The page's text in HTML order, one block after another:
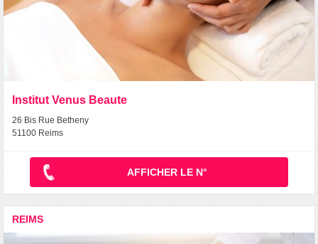
Institut Venus Beaute
26 Bis Rue Betheny
51100 Reims
AFFICHER LE N°
REIMS